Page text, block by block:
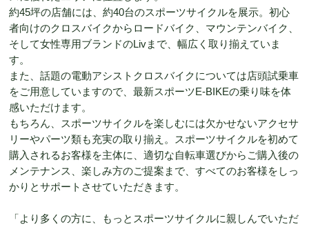
約45坪の店舗には、約40台のスポーツサイクルを展示。初心
者向けのクロスバイクからロードバイク、マウンテンバイク、
そして女性専用ブランドのLivまで、幅広く取り揃えていま
す。
また、話題の電動アシストクロスバイクについては店頭試乗車
をご用意していますので、最新スポーツE-BIKEの乗り味を体
感いただけます。
もちろん、スポーツサイクルを楽しむには欠かせないアクセサ
リーやパーツ類も充実の取り揃え。スポーツサイクルを初めて
購入されるお客様を主体に、適切な自転車選びからご購入後の
メンテナンス、楽しみ方のご提案まで、すべてのお客様をしっ
かりとサポートさせていただきます。
「より多くの方に、もっとスポーツサイクルに親しんでいただ